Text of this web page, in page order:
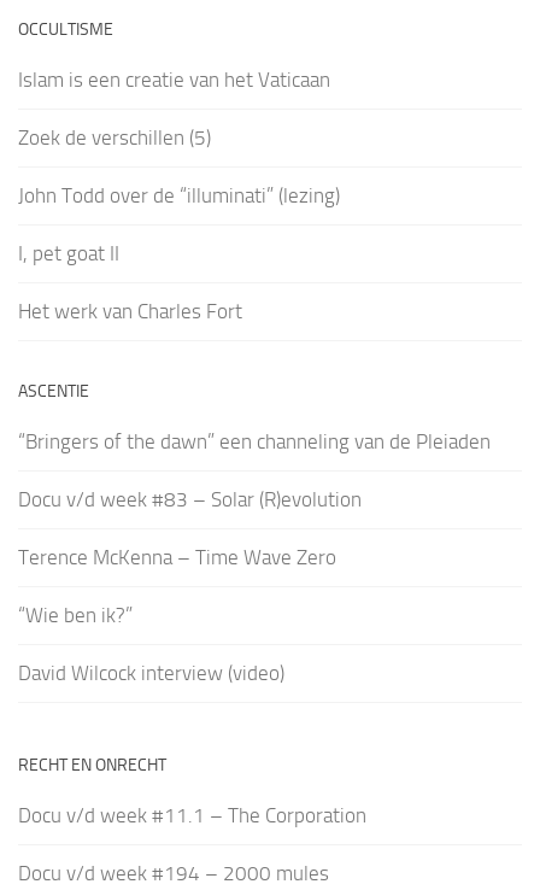
OCCULTISME
Islam is een creatie van het Vaticaan
Zoek de verschillen (5)
John Todd over de “illuminati” (lezing)
I, pet goat II
Het werk van Charles Fort
ASCENTIE
“Bringers of the dawn” een channeling van de Pleiaden
Docu v/d week #83 – Solar (R)evolution
Terence McKenna – Time Wave Zero
“Wie ben ik?”
David Wilcock interview (video)
RECHT EN ONRECHT
Docu v/d week #11.1 – The Corporation
Docu v/d week #194 – 2000 mules